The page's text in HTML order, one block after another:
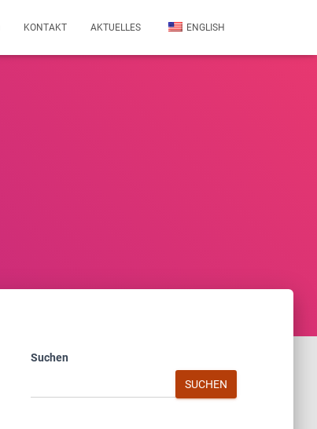
KONTAKT AKTUELLES ENGLISH
Suchen
SUCHEN